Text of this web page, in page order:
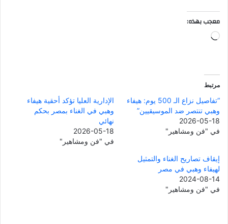
معجب بهذه:
جاري
مرتبط
“تفاصيل نزاع الـ 500 يوم: هيفاء
وهبي تنتصر ضد الموسيقيين”
2026-05-18
في "فن ومشاهير"
الإدارية العليا تؤكد أحقية هيفاء
وهبي في الغناء بمصر بحكم
نهائي
2026-05-18
في "فن ومشاهير"
إيقاف تصاريح الغناء والتمثيل
لهيفاء وهبي في مصر
2024-08-14
في "فن ومشاهير"